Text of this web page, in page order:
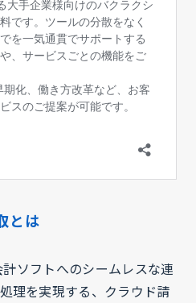
とは
ソフトへのシームレスな連
理を実現する、クラウド請